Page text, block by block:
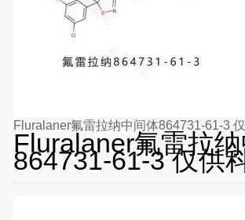
Fluralaner氟雷拉纳中间体864731-61-3
Fluralaner氟雷拉
864731-61-3 仅供